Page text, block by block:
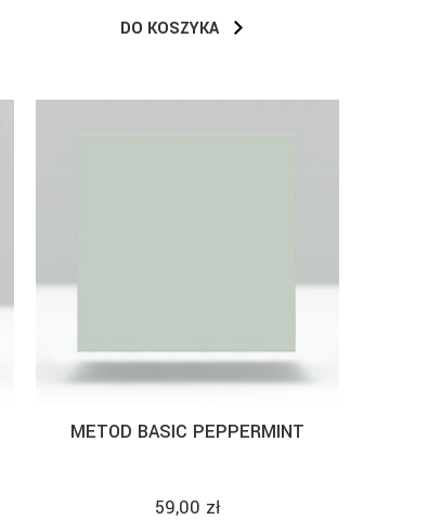
DO KOSZYKA
METOD BASIC PEPPERMINT
59,00 zł